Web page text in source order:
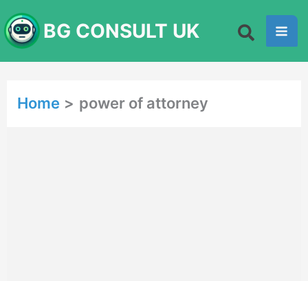
to
content
BG CONSULT UK
Home power of attorney